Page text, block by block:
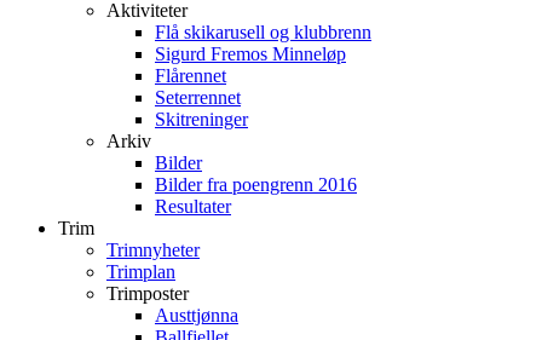
Aktiviteter
Flå skikarusell og klubbrenn
Sigurd Fremos Minneløp
Flårennet
Seterrennet
Skitreninger
Arkiv
Bilder
Bilder fra poengrenn 2016
Resultater
Trim
Trimnyheter
Trimplan
Trimposter
Austtjønna